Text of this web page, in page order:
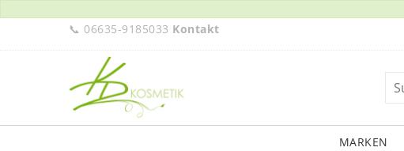
📞 06635-9185033 Kontakt
MARKEN